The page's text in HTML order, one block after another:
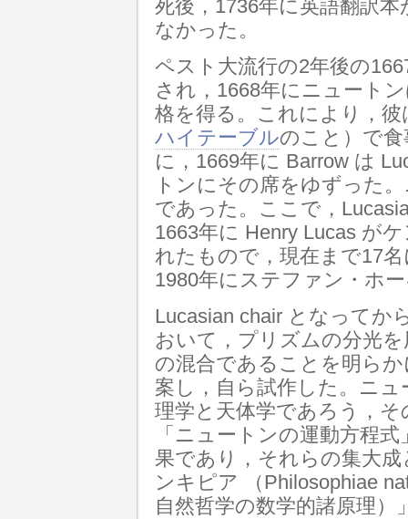
死後，1736年に英語翻訳
なかった。
ペスト大流行の2年後の
され，1668年にニュート
格を得る。これにより，
ハイテーブルのこと）で
に，1669年に Barrow は
トンにその席をゆずった
であった。ここで，
1663年に Henry Lucas が
れたもので，現在まで17
1980年にステファン・ホ
Lucasian chair となってか
おいて，プリズムの分光
の混合であることを明ら
案し，自ら試作した。ニ
理学と天体学であろう，
「ニュートンの運動方程
果であり，それらの集大
ンキピア （Philosophiae
自然哲学の数学的諸原理）